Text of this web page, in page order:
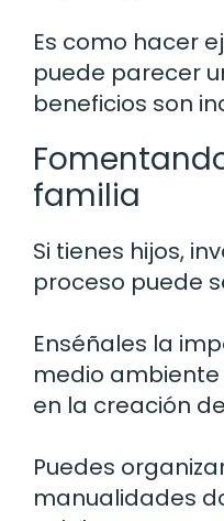
Es como hacer
puede parecer
beneficios son
familia
Si tienes hijos,
proceso puede
Enséñales la
medio
en la creación
Puedes
manualidades